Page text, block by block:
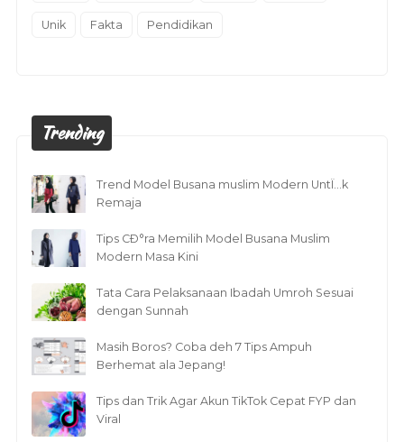
Unik Fakta Pendidikan
Trending
Trend Model Busana muslim Modern UntÏ…k
Remaja
Tips CÐ°ra Memilih Model Busana Muslim
Modern Masa Kini
Tata Cara Pelaksanaan Ibadah Umroh Sesuai
dengan Sunnah
Masih Boros? Coba deh 7 Tips Ampuh
Berhemat ala Jepang!
Tips dan Trik Agar Akun TikTok Cepat FYP dan
Viral